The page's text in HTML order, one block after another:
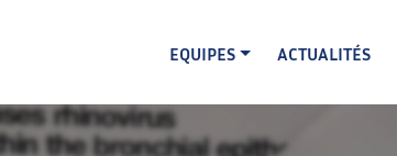
EQUIPES
ACTUALITÉS